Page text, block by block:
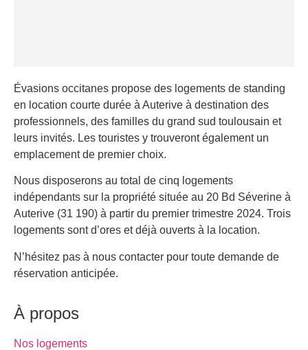
Évasions occitanes propose des logements de standing
en location courte durée à Auterive à destination des
professionnels, des familles du grand sud toulousain et
leurs invités. Les touristes y trouveront également un
emplacement de premier choix.
Nous disposerons au total de cinq logements
indépendants sur la propriété située au 20 Bd Séverine à
Auterive (31 190) à partir du premier trimestre 2024. Trois
logements sont d’ores et déjà ouverts à la location.
N’hésitez pas à nous contacter pour toute demande de
réservation anticipée.
À propos
Nos logements